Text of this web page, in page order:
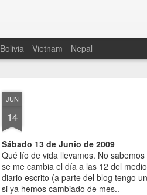
JUN
14
Sábado 13 de Junio de 2009
Qué lío de vida llevamos. No
se me cambia el día a las 12 del
diario escrito (a parte del blog tengo
si ya hemos cambiado de mes..
Bolivia Vietnam Nepal